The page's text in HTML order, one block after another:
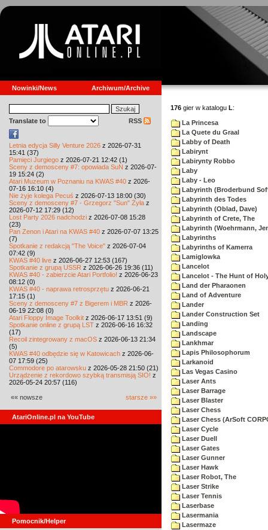
Nowinki/News Archiwum/Archive
Translate to RSS
Letnia edycja Silly Venture 2026 z 2026-07-31
15:41 (37)
Pamięci Jurgiego z 2026-07-21 12:42 (1)
Sceny z demosceny #7: opowiada SuN z 2026-07-
19 15:24 (2)
Atari Muzeum w Poznaniu na KWAS #40 z 2026-
07-16 16:10 (4)
Nie żyje kolega Pecuś z 2026-07-13 18:00 (30)
Sceny z demosceny #7 - Grzegorz "Sun" Żyła z
2026-07-12 17:29 (12)
Lost Party 2026 nadchodzi z 2026-07-08 15:28
(23)
Pan Zenon i Atari na KWAS #40 z 2026-07-07 13:25
(7)
Spotkanie z redakcją "The Voice" z 2026-07-04
07:42 (9)
KWAS #40 live z 2026-06-27 12:53 (167)
Spotkanie z grupą USSR z 2026-06-26 19:36 (11)
KWAS #40 - zabierzcie Atari Portfolio! z 2026-06-23
08:12 (0)
KWAS #40 - naprawa retrosprzętu z 2026-06-21
17:15 (1)
Sceny z demosceny #7 z Bigerem i MBR z 2026-
06-19 22:08 (0)
Atari Floppy Image Toolkit z 2026-06-17 13:51 (9)
Spotkanie online z grupą LST z 2026-06-16 16:32
(17)
Recoil zintegrowany z macOS z 2026-06-13 21:34
(5)
KWAS #40 odbędzie się w Katowicach z 2026-06-
07 17:59 (25)
Commodore po atarowsku z 2026-05-28 21:50 (21)
Urządzenie z rekordowo szybką transmisją SIO! z
2026-05-24 20:57 (116)
«« nowsze starsze »»
AtariOnline.pl na YouTube
Pomocnik/Helper
176 gier w katalogu L:
La Princesa
La Quete du Graal
Labby of Death
Labirynt
Labirynty Robbo
Laby
Laby - Leo
Labyrinth (Broderbund
Labyrinth des Todes
Labyrinth (Oblad, Dave)
Labyrinth of Crete, The
Labyrinth (Woehrmann,
Labyrinths
Labyrinths of Kamerra
Lamiglowka
Lancelot
Lancelot - The Hunt of
Land der Pharaonen
Land of Adventure
Lander
Lander Construction Set
Landing
Landscape
Lankhmar
Lapis Philosophorum
Larkanoid
Las Vegas Casino
Laser Ants
Laser Barrage
Laser Blaster
Laser Chess
Laser Chess (ArSoft
Laser Cycle
Laser Duell
Laser Gates
Laser Gunner
Laser Hawk
Laser Robot, The
Laser Strike
Laser Tennis
Laserbase
Lasermania
Lasermaze